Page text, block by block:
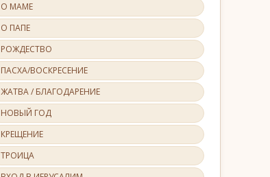
О МАМЕ
О ПАПЕ
РОЖДЕСТВО
ПАСХА/ВОСКРЕСЕНИЕ
ЖАТВА / БЛАГОДАРЕНИЕ
НОВЫЙ ГОД
КРЕЩЕНИЕ
ТРОИЦА